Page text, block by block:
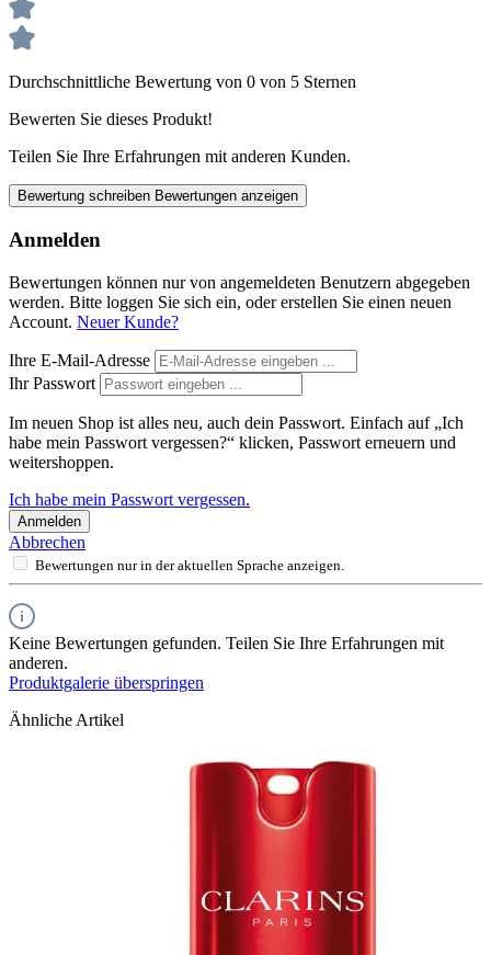
Durchschnittliche Bewertung von 0 von 5 Sternen
Bewerten Sie dieses Produkt!
Teilen Sie Ihre Erfahrungen mit anderen Kunden.
Bewertung schreiben Bewertungen anzeigen
Anmelden
Bewertungen können nur von angemeldeten Benutzern abgegeben
werden. Bitte loggen Sie sich ein, oder erstellen Sie einen neuen
Account. Neuer Kunde?
Ihre E-Mail-Adresse
Ihr Passwort
Im neuen Shop ist alles neu, auch dein Passwort. Einfach auf „Ich
habe mein Passwort vergessen?“ klicken, Passwort erneuern und
weitershoppen.
Ich habe mein Passwort vergessen.
Anmelden
Abbrechen
Bewertungen nur in der aktuellen Sprache anzeigen.
Keine Bewertungen gefunden. Teilen Sie Ihre Erfahrungen mit
anderen.
Produktgalerie überspringen
Ähnliche Artikel